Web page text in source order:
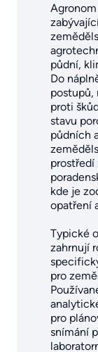
půdní,
Do
postupů,
proti
stavu
půdních
prostředí
kde je
opatření
Typické
zahrnují
pro
pro
snímání